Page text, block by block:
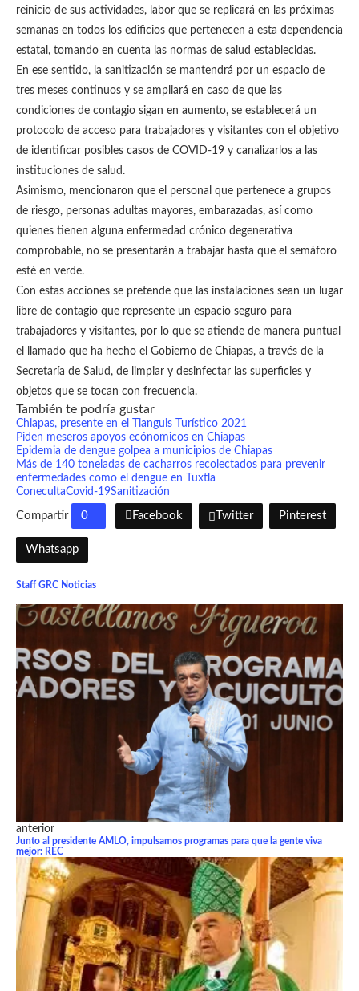
reinicio de sus actividades, labor que se replicará en las próximas
semanas en todos los edificios que pertenecen a esta dependencia
estatal, tomando en cuenta las normas de salud establecidas.
En ese sentido, la sanitización se mantendrá por un espacio de
tres meses continuos y se ampliará en caso de que las
condiciones de contagio sigan en aumento, se establecerá un
protocolo de acceso para trabajadores y visitantes con el objetivo
de identificar posibles casos de COVID-19 y canalizarlos a las
instituciones de salud.
Asimismo, mencionaron que el personal que pertenece a grupos
de riesgo, personas adultas mayores, embarazadas, así como
quienes tienen alguna enfermedad crónico degenerativa
comprobable, no se presentarán a trabajar hasta que el semáforo
esté en verde.
Con estas acciones se pretende que las instalaciones sean un lugar
libre de contagio que represente un espacio seguro para
trabajadores y visitantes, por lo que se atiende de manera puntual
el llamado que ha hecho el Gobierno de Chiapas, a través de la
Secretaría de Salud, de limpiar y desinfectar las superficies y
objetos que se tocan con frecuencia.
También te podría gustar
Chiapas, presente en el Tianguis Turístico 2021
Piden meseros apoyos ecónomicos en Chiapas
Epidemia de dengue golpea a municipios de Chiapas
Más de 140 toneladas de cacharros recolectados para prevenir
enfermedades como el dengue en Tuxtla
ConecultaCovid-19Sanitización
Compartir 0 Facebook Twitter Pinterest
Whatsapp
Staff GRC Noticias
anterior
Junto al presidente AMLO, impulsamos programas para que la gente viva
mejor: REC